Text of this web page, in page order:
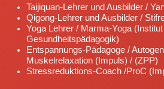
Taijiquan-Lehrer und Ausbilder /
Qigong-Lehrer und Ausbilder /
Yoga Lehrer / Marma-Yoga
Gesundheitspädagogik)
Entspannungs-Pädagoge /
Muskelrelaxation (Impuls) / (ZPP)
Stressreduktions-Coach /ProC